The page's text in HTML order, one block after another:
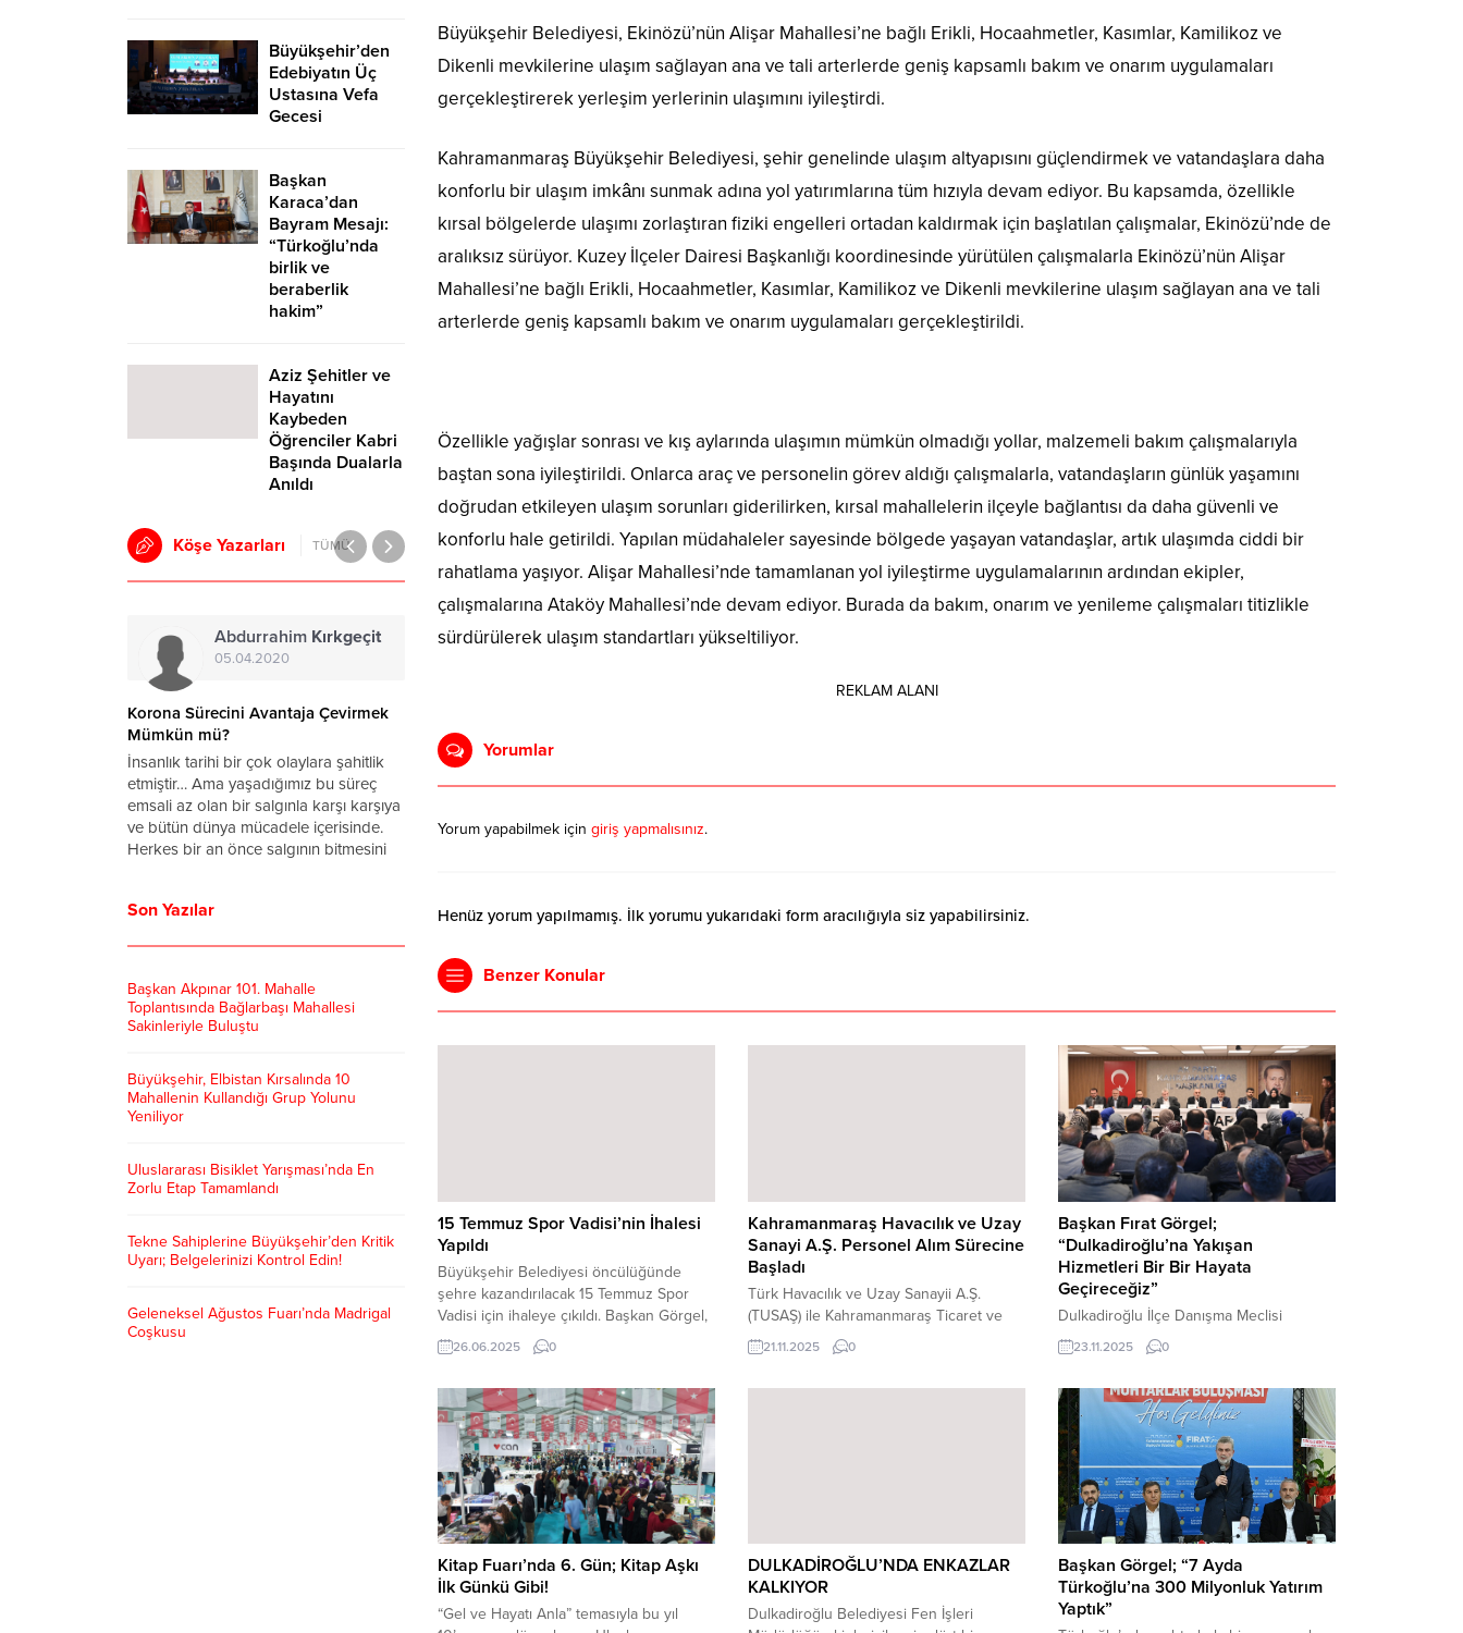
Büyükşehir Belediyesi, Ekinözü’nün Alişar Mahallesi’ne bağlı Erikli, Hocaahmetler, Kasımlar, Kamilikoz ve
Dikenli mevkilerine ulaşım sağlayan ana ve tali arterlerde geniş kapsamlı bakım ve onarım uygulamaları
gerçekleştirerek yerleşim yerlerinin ulaşımını iyileştirdi.
Kahramanmaraş Büyükşehir Belediyesi, şehir genelinde ulaşım altyapısını güçlendirmek ve vatandaşlara daha
konforlu bir ulaşım imkânı sunmak adına yol yatırımlarına tüm hızıyla devam ediyor. Bu kapsamda, özellikle
kırsal bölgelerde ulaşımı zorlaştıran fiziki engelleri ortadan kaldırmak için başlatılan çalışmalar, Ekinözü’nde de
aralıksız sürüyor. Kuzey İlçeler Dairesi Başkanlığı koordinesinde yürütülen çalışmalarla Ekinözü’nün Alişar
Mahallesi’ne bağlı Erikli, Hocaahmetler, Kasımlar, Kamilikoz ve Dikenli mevkilerine ulaşım sağlayan ana ve tali
arterlerde geniş kapsamlı bakım ve onarım uygulamaları gerçekleştirildi.
Özellikle yağışlar sonrası ve kış aylarında ulaşımın mümkün olmadığı yollar, malzemeli bakım çalışmalarıyla
baştan sona iyileştirildi. Onlarca araç ve personelin görev aldığı çalışmalarla, vatandaşların günlük yaşamını
doğrudan etkileyen ulaşım sorunları giderilirken, kırsal mahallelerin ilçeyle bağlantısı da daha güvenli ve
konforlu hale getirildi. Yapılan müdahaleler sayesinde bölgede yaşayan vatandaşlar, artık ulaşımda ciddi bir
rahatlama yaşıyor. Alişar Mahallesi’nde tamamlanan yol iyileştirme uygulamalarının ardından ekipler,
çalışmalarına Ataköy Mahallesi’nde devam ediyor. Burada da bakım, onarım ve yenileme çalışmaları titizlikle
sürdürülerek ulaşım standartları yükseltiliyor.
REKLAM ALANI
Yorumlar
Yorum yapabilmek için giriş yapmalısınız.
Henüz yorum yapılmamış. İlk yorumu yukarıdaki form aracılığıyla siz yapabilirsiniz.
Benzer Konular
15 Temmuz Spor Vadisi’nin İhalesi
Yapıldı
Büyükşehir Belediyesi öncülüğünde
şehre kazandırılacak 15 Temmuz Spor
Vadisi için ihaleye çıkıldı. Başkan Görgel,
“Şehrimizin merkezine nefes aldıracak bu
alan; gençlerimizin enerjisini sporla
geçirebileceği bir cazibe merkezi olacak.
Kahramanmaraş’ımıza hayırlı, uğurlu
olmasını diliyorum” dedi. Kahramanmaraş
Büyükşehir Belediyesi, Spor Toto Teşkilat
Başkanlığı iş birliğiyle şehre
kazandırılacak olan “15...
26.06.2025 0
Kahramanmaraş Havacılık ve Uzay
Sanayi A.Ş. Personel Alım Sürecine
Başladı
Türk Havacılık ve Uzay Sanayii A.Ş.
(TUSAŞ) ile Kahramanmaraş Ticaret ve
Sanayi Odası (KMTSO) ortaklığında
kurulan Kahramanmaraş Havacılık ve
21.11.2025 0
Başkan Fırat Görgel;
“Dulkadiroğlu’na Yakışan
Hizmetleri Bir Bir Hayata
Geçireceğiz”
Dulkadiroğlu İlçe Danışma Meclisi
Toplantısı’na katılan Başkan Görgel,
“Büyükşehir Belediyesi olarak
titizlikle planlıyor, her bir adımı ilçemizin
uzun vadeli gelişimine katkı sağlayacak
şekilde atıyoruz. Dulkadiroğlu’nun katma
değerini artıracak, yaşam kalitesini
yükseltecek her proje bizim için büyük
önem taşıyor” dedi. Kahramanmaraş
Büyükşehir Belediye Başkanı Fırat
Görgel, AK Dulkadiroğlu...
23.11.2025 0
Kitap Fuarı’nda 6. Gün; Kitap Aşkı
İlk Günkü Gibi!
“Gel ve Hayatı Anla” temasıyla bu yıl
DULKADİROĞLU’NDA ENKAZLAR
KALKIYOR
Dulkadiroğlu Belediyesi Fen İşleri
Başkan Görgel; “7 Ayda
Türkoğlu’na 300 Milyonluk Yatırım
Yaptık”
Büyükşehir’den
Edebiyatın Üç
Ustasına Vefa
Gecesi
Başkan
Karaca’dan
Bayram Mesajı:
“Türkoğlu’nda
birlik ve
beraberlik
hakim”
Aziz Şehitler ve
Hayatını
Kaybeden
Öğrenciler Kabri
Başında Dualarla
Anıldı
Köşe Yazarları TÜMÜ
TurgayKurt
20.06.2020
Kahramanmaraş’ta Korona Virüsü
Vaka Sayısında Son Durum
Ülkemizde görülen ilk Koronavirüs
vakası Sağlık Bakanı Fahrettin Koca
tarafından 10 Mart 2020 tarihinde
açıklanmıştı. O tarihten bu yana
Kahramanmaraş’ta görülen vaka sayısı
normalleşme tarihleri ve kuralları
Abdurrahim Kırkgeçit
Mümkün mü?
İnsanlık tarihi bir çok olaylara şahitlik
etmiştir… Ama yaşadığımız bu süreç
ve bütün dünya mücadele içerisinde.
tamamını...
Son Yazılar
Başkan Akpınar 101. Mahalle
Toplantısında Bağlarbaşı Mahallesi
Sakinleriyle Buluştu
Büyükşehir, Elbistan Kırsalında 10
Mahallenin Kullandığı Grup Yolunu
Yeniliyor
Uluslararası Bisiklet Yarışması’nda En
Zorlu Etap Tamamlandı
Tekne Sahiplerine Büyükşehir’den Kritik
Uyarı; Belgelerinizi Kontrol Edin!
Geleneksel Ağustos Fuarı’nda Madrigal
Coşkusu